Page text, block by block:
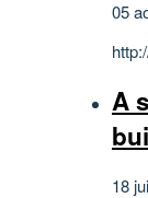
05
A
18